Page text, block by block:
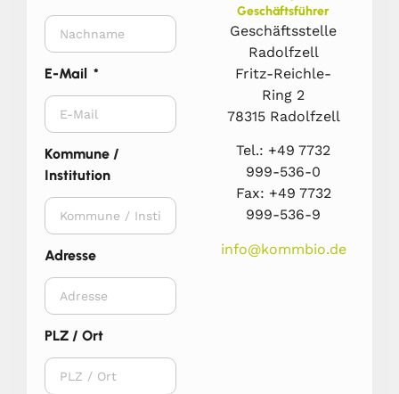
E-Mail
Kommune /
Institution
Adresse
PLZ / Ort
Geschäftsführer
Geschäftsstelle
Radolfzell
Fritz-Reichle-
Ring 2
78315 Radolfzell
Tel.: +49 7732
999-536-0
Fax: +49 7732
999-536-9
info@kommbio.de